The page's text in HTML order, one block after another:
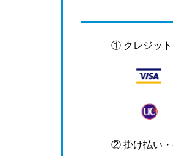
① クレジット
② 掛け払い・